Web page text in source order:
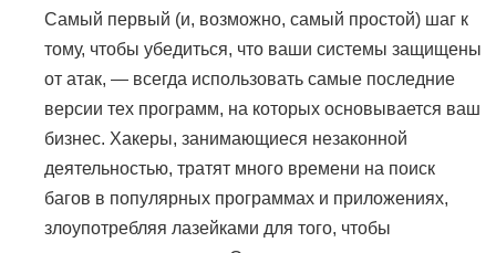
Самый первый (и, возможно, самый простой) шаг к
тому, чтобы убедиться, что ваши системы защищены
от атак, — всегда использовать самые последние
версии тех программ, на которых основывается ваш
бизнес. Хакеры, занимающиеся незаконной
деятельностью, тратят много времени на поиск
багов в популярных программах и приложениях,
злоупотребляя лазейками для того, чтобы